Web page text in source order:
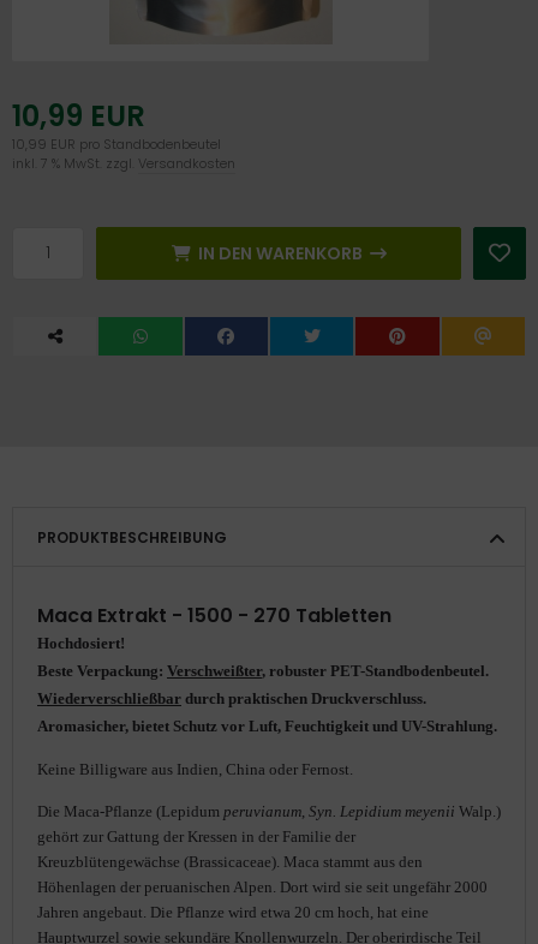
10,99 EUR
10,99 EUR pro Standbodenbeutel
inkl. 7 % MwSt. zzgl. Versandkosten
IN DEN WARENKORB
PRODUKTBESCHREIBUNG
Maca Extrakt - 1500 - 270 Tabletten
Hochdosiert!
Beste Verpackung: Verschweißter, robuster PET-Standbodenbeutel.
Wiederverschließbar durch praktischen Druckverschluss.
Aromasicher, bietet Schutz vor Luft, Feuchtigkeit und UV-Strahlung.
Keine Billigware aus Indien, China oder Fernost.
Die Maca-Pflanze (Lepidum peruvianum Syn. Lepidium meyenii Walp.)
gehört zur Gattung der Kressen in der Familie der
Kreuzblütengewächse (Brassicaceae). Maca stammt aus den
Höhenlagen der peruanischen Alpen. Dort wird sie seit ungefähr 2000
Jahren angebaut. Die Pflanze wird etwa 20 cm hoch, hat eine
Hauptwurzel sowie sekundäre Knollenwurzeln. Der oberirdische Teil